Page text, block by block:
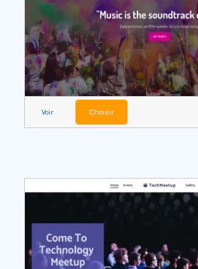
Voir Choisir